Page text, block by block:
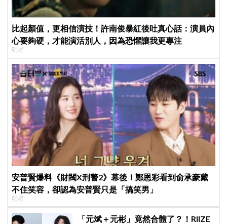
比起顏值，更相信演技！許南俊暴紅後吐真心話：演員內
心要夠硬，才能演活別人，因為恐懼讓我更專注
明星
安普賢爆料《財閥X刑警2》幕後！鄭恩彩看到俞承豪藏
不住笑容，卻認為安普賢只是「搞笑男」
明星
「元斌＋元彬」竟然合體了？！RIIZE